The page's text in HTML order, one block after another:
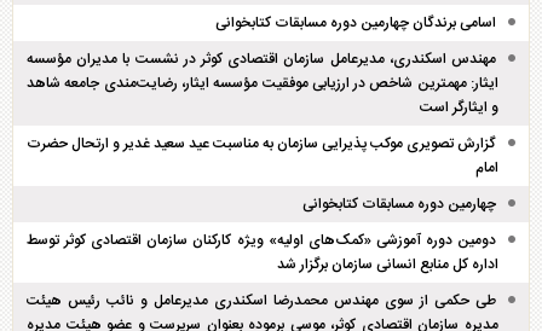
اسامی برندگان چهارمین دوره مسابقات کتابخوانی
مهندس اسکندری، مدیرعامل سازمان اقتصادی کوثر در نشست با مدیران مؤسسه
ایثار: مهمترین شاخص در ارزیابی موفقیت مؤسسه ایثار، رضایت‌مندی جامعه شاهد
و ایثارگر است
گزارش تصویری موکب پذیرایی سازمان به مناسبت عید سعید غدیر و ارتحال حضرت
امام
چهارمین دوره مسابقات کتابخوانی
دومین دوره آموزشی «کمک‌های اولیه» ویژه کارکنان سازمان اقتصادی کوثر توسط
اداره کل منابع انسانی سازمان برگزار شد
طی حکمی از سوی مهندس محمدرضا اسکندری مدیرعامل و نائب رئیس هیئت
مدیره سازمان اقتصادی کوثر، موسی برموده بعنوان سرپرست و عضو هیئت مدیره